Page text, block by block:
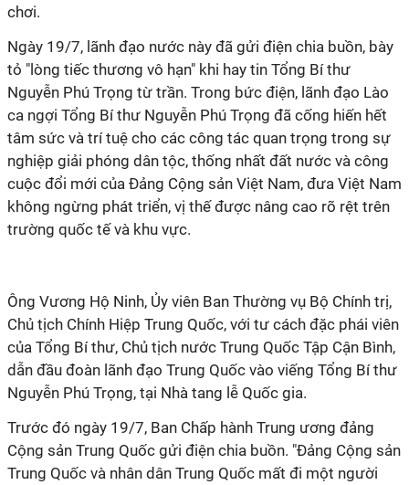
chơi.
Ngày 19/7, lãnh đạo nước này đã gửi điện chia buồn, bày
tỏ "lòng tiếc thương vô hạn" khi hay tin Tổng Bí thư
Nguyễn Phú Trọng từ trần. Trong bức điện, lãnh đạo Lào
ca ngợi Tổng Bí thư Nguyễn Phú Trọng đã cống hiến hết
tâm sức và trí tuệ cho các công tác quan trọng trong sự
nghiệp giải phóng dân tộc, thống nhất đất nước và công
cuộc đổi mới của Đảng Cộng sản Việt Nam, đưa Việt Nam
không ngừng phát triển, vị thế được nâng cao rõ rệt trên
trường quốc tế và khu vực.
Ông Vương Hộ Ninh, Ủy viên Ban Thường vụ Bộ Chính trị,
Chủ tịch Chính Hiệp Trung Quốc, với tư cách đặc phái viên
của Tổng Bí thư, Chủ tịch nước Trung Quốc Tập Cận Bình,
dẫn đầu đoàn lãnh đạo Trung Quốc vào viếng Tổng Bí thư
Nguyễn Phú Trọng, tại Nhà tang lễ Quốc gia.
Trước đó ngày 19/7, Ban Chấp hành Trung ương đảng
Cộng sản Trung Quốc gửi điện chia buồn. "Đảng Cộng sản
Trung Quốc và nhân dân Trung Quốc mất đi một người